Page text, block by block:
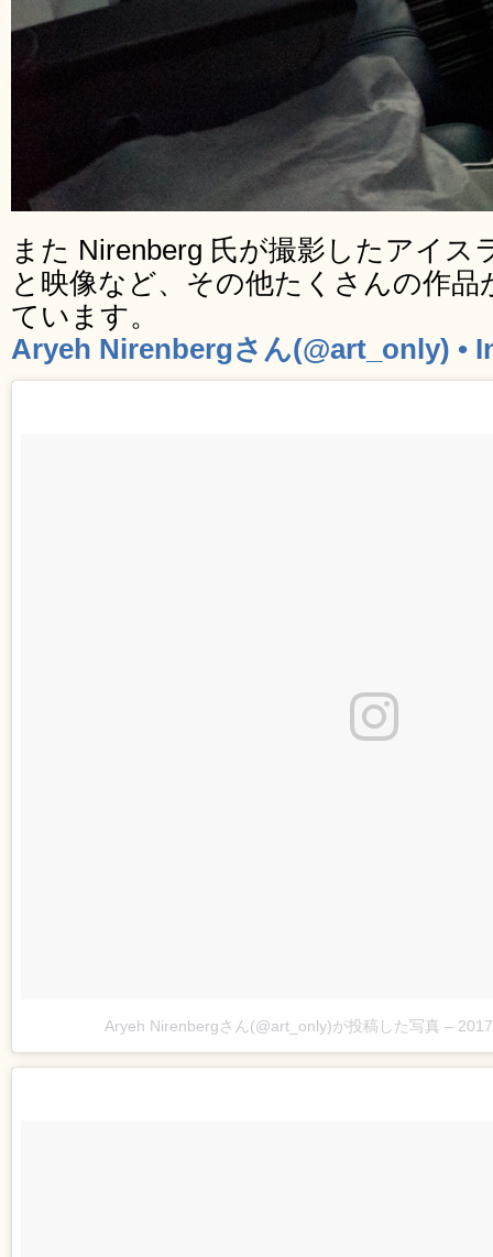
また Nirenberg 氏が撮影したアイス
と映像など、その他たくさんの作品
ています。
Aryeh Nirenbergさん(@art_only) •
Aryeh Nirenbergさん(@art_only)が投稿した写真 –